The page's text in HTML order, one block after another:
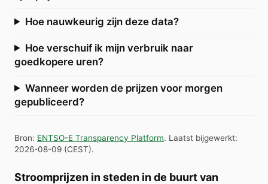
Hoe nauwkeurig zijn deze data?
Hoe verschuif ik mijn verbruik naar
goedkopere uren?
Wanneer worden de prijzen voor morgen
gepubliceerd?
Bron: ENTSO-E Transparency Platform. Laatst bijgewerkt:
2026-08-09 (CEST).
Stroomprijzen in steden in de buurt van